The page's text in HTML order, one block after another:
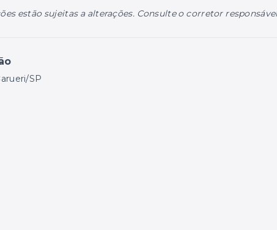
estão sujeitas a alterações. Consulte o corretor
SP